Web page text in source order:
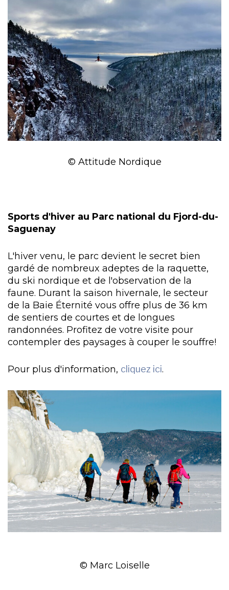
© Attitude Nordique
Sports d'hiver au Parc national du Fjord-du-
Saguenay
L'hiver venu, le parc devient le secret bien
gardé de nombreux adeptes de la raquette,
du ski nordique et de l'observation de la
faune. Durant la saison hivernale, le secteur
de la Baie Éternité vous offre plus de 36 km
de sentiers de courtes et de longues
randonnées. Profitez de votre visite pour
contempler des paysages à couper le souffre!
Pour plus d'information, cliquez ici.
© Marc Loiselle